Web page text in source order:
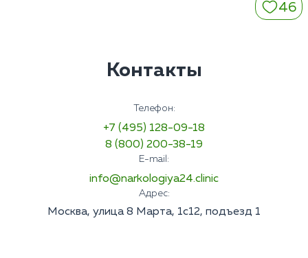
46
Контакты
Телефон:
+7 (495) 128-09-18
8 (800) 200-38-19
E-mail:
info@narkologiya24.clinic
Адрес:
Москва, улица 8 Марта, 1с12, подъезд 1